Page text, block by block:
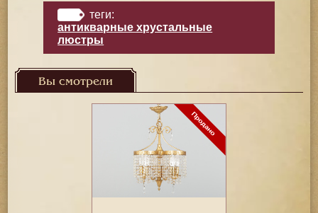
теги:
антикварные хрустальные
люстры
Вы смотрели